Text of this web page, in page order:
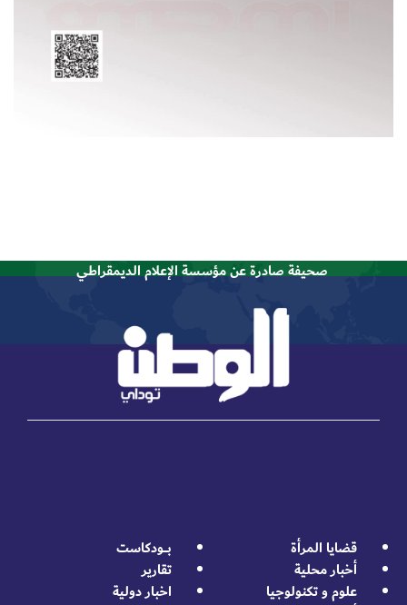
صحيفة صادرة عن مؤسسة الإعلام الديمقراطي
قضايا المرأة
بــــودكاست
أخبار محلية
تقارير
علوم و تكنولوجيا
اخبار دولية